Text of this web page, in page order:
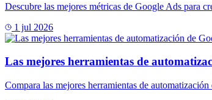
Descubre las mejores métricas de Google Ads para
1 jul 2026
Las mejores herramientas de
Compara las mejores herramientas de